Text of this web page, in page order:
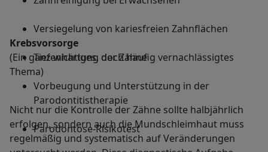
Versiegelung von kariesfreien Zahnflächen
Tiefenhärtung der Zähne
Vorbeugung und Unterstützung in der
Parodontitistherapie
Parodontose-Risikotest
Krebsvorsorge
(Ein ganz wichtiges, doch häufig vernachlässigtes
Thema)
Nicht nur die Kontrolle der Zähne sollte halbjährlich
erfolgen, sondern auch die Mundschleimhaut muss
regelmäßig und systematisch auf Veränderungen